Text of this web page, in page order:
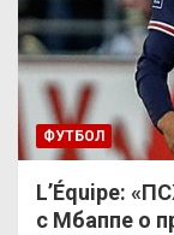
ФУТБОЛ
L’Équipe:
с Мбаппе о